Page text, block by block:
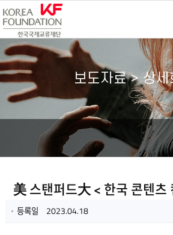
보도자료 > 상세
美 스탠퍼드大 < 한국 콘텐츠
등록일 2023.04.18